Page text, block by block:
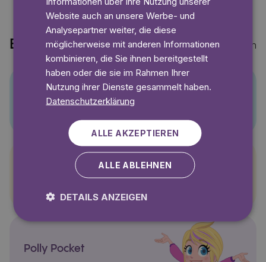
Entdecke auch Mehr anzeigen
Pettersson und Findus
Polly Pocket
Website auch an unsere Werbe- und
Analysepartner weiter, die diese
möglicherweise mit anderen Informationen
kombinieren, die Sie ihnen bereitgestellt
haben oder die sie im Rahmen Ihrer
Nutzung ihrer Dienste gesammelt haben.
Datenschutzerklärung
ALLE AKZEPTIEREN
ALLE ABLEHNEN
DETAILS ANZEIGEN